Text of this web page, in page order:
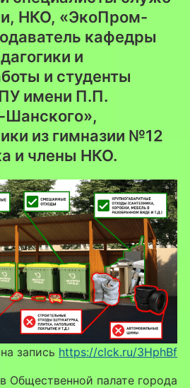
НКО, «ЭкоПром-
кафедры
и
и студенты
имени П.П.
из гимназии №12
и члены НКО.
запись https://clck.ru/3HphBf
Общественной палате города